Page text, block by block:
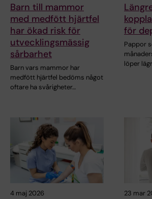
Barn till mammor
med medfött hjärtfel
har ökad risk för
utvecklingsmässig
sårbarhet
Barn vars mammor har
medfött hjärtfel bedöms något
oftare ha svårigheter…
för
Pappor
löper
4 maj 2026 23 mar